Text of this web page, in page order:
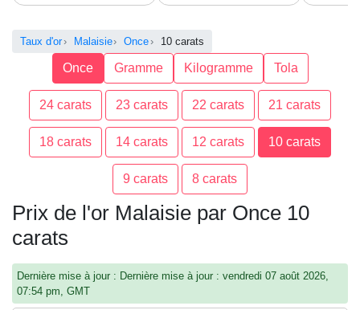
Taux d'or Malaisie Once 10 carats
Once Gramme Kilogramme Tola
24 carats 23 carats 22 carats 21 carats
18 carats 14 carats 12 carats 10 carats
9 carats 8 carats
Prix de l'or Malaisie par Once 10
carats
Dernière mise à jour : Dernière mise à jour : vendredi 07 août 2026,
07:54 pm, GMT